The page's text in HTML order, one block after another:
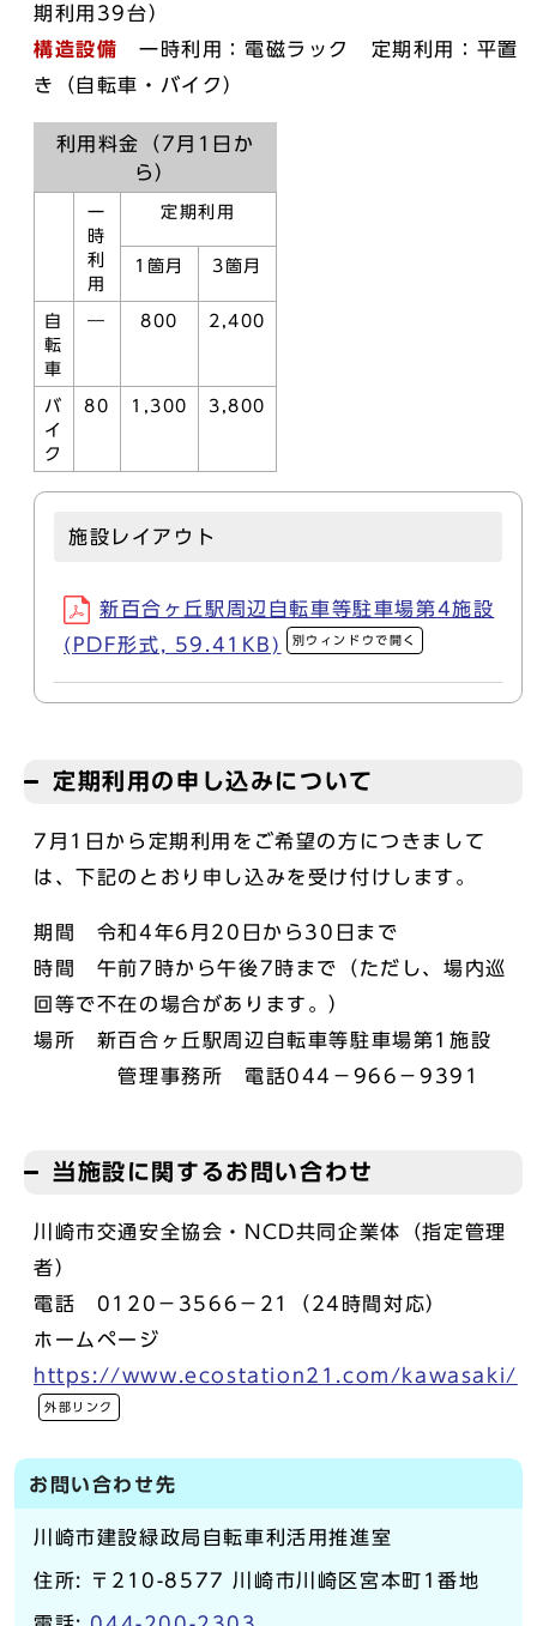
期利用39台）
構造設備 一時利用：電磁ラック 定期利用：平置
き（自転車・バイク）
利用料金（7月1日か
ら）
一
時
利
用
定期利用
1箇月 3箇月
自
転
車
― 800 2,400
バ
イ
ク
80 1,300 3,800
施設レイアウト
新百合ヶ丘駅周辺自転車等駐車場第4施設
(PDF形式, 59.41KB)
別ウィンドウで開く
定期利用の申し込みについて
7月1日から定期利用をご希望の方につきまして
は、下記のとおり申し込みを受け付けします。
期間 令和4年6月20日から30日まで
時間 午前7時から午後7時まで（ただし、場内巡
回等で不在の場合があります。）
場所 新百合ヶ丘駅周辺自転車等駐車場第1施設
管理事務所 電話044－966－9391
当施設に関するお問い合わせ
川崎市交通安全協会・NCD共同企業体（指定管理
者）
電話 0120－3566－21（24時間対応）
ホームページ
https://www.ecostation21.com/kawasaki/
外部リンク
お問い合わせ先
川崎市建設緑政局自転車利活用推進室
住所: 〒210-8577 川崎市川崎区宮本町1番地